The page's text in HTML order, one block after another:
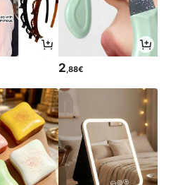
2,88€